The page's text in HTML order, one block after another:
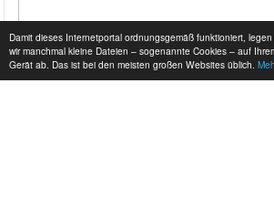
Damit dieses Internetportal ordnungsgemäß funktioniert, legen
wir manchmal kleine Dateien – sogenannte Cookies – auf
Gerät ab. Das ist bei den meisten großen Websites üblich.